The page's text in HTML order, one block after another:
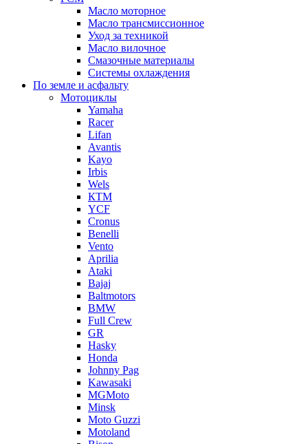
Масло моторное
Масло трансмиссионное
Уход за техникой
Масло вилочное
Смазочные материалы
Системы охлаждения
По земле и асфальту
Мотоциклы
Yamaha
Racer
Lifan
Avantis
Kayo
Irbis
Wels
КТМ
YCF
Cronus
Benelli
Vento
Aprilia
Ataki
Bajaj
Baltmotors
BMW
Full Crew
GR
Hasky
Honda
Johnny Pag
Kawasaki
MGMoto
Minsk
Moto Guzzi
Motoland